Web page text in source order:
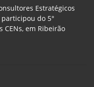
Estratégicos
do 5°
CENs, em Ribeirão